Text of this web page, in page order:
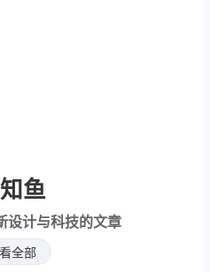
鱼
设计与科技的文章
全部